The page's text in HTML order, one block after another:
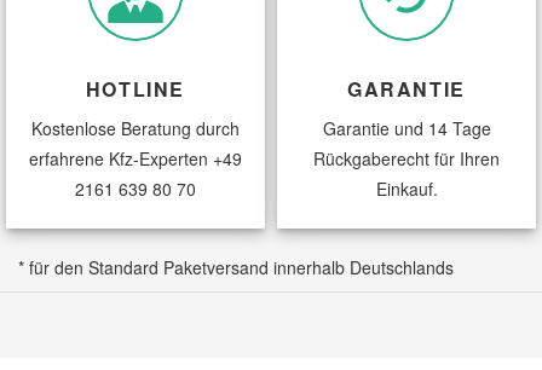
HOTLINE
Kostenlose Beratung durch
erfahrene Kfz-Experten +49
2161 639 80 70
GARANTIE
Garantie und 14 Tage
Rückgaberecht für Ihren
Einkauf.
* für den Standard Paketversand innerhalb Deutschlands